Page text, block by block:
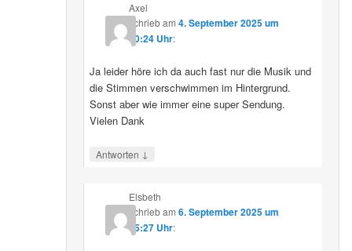
Axel
schriebam 4. September 2025 um
10:24 Uhr:
Ja leider höre ich da auch fast nur die Musik und
die Stimmen verschwimmen im Hintergrund.
Sonst aber wie immer eine super Sendung.
Vielen Dank
Antworten ↓
Elsbeth
schriebam 6. September 2025 um
15:27 Uhr: